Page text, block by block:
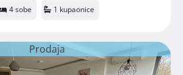
4 sobe 1 kupaonice
Prodaja